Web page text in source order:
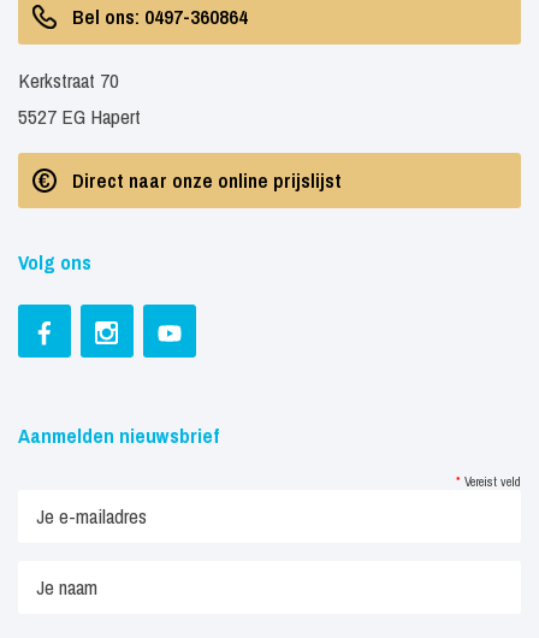
Bel ons: 0497-360864
Kerkstraat 70
5527 EG Hapert
Direct naar onze online prijslijst
Volg ons
Aanmelden nieuwsbrief
* Vereist veld